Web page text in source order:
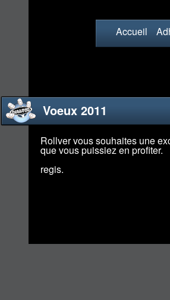
Accueil
Voeux 2011
Rollver vous souhaites une
que vous puissiez en profiter.
regis.